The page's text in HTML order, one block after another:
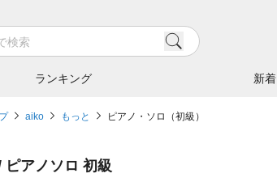
ランキング 新着
aiko もっと ピアノ・ソロ（初級）
ピアノソロ 初級